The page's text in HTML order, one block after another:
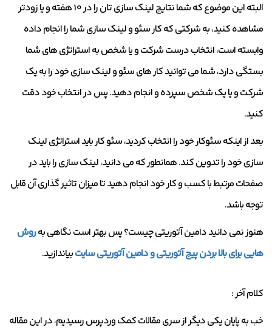
البته این موضوع که شما نتایج لینک سازی تان را در 10 هفته و یا زودتر
مشاهده کنید، به شرکتی که کار سئو و لینک سازی شما را انجام داده
وابسته است، انتخاب درست شرکت و یا شخص به استراتژی های شما
بستگی دارد، شما می توانید کار های سئو و لینک سازی خود را به یک
شرکت و یا یک شخص سپرده و انجام دهید. پس در انتخاب خود دقت
کنید.
بعد از اینکه سئوکار خود را انتخاب کردید، سئو کار باید استراتژی لینک
سازی خود را تدوین کند. همانطور که می دانید، لینک سازی را باید در
صفحات مرتبط با کسب و کار خود انجام دهید تا میزان تاثیر گذاری آن قابل
توجه باشد.
هنوز نمی دانید دامین آتوریتی چیست؟ پس بهتر است نگاهی بهروش
هایی برای بالا بردن پیج آتوریتی و دامین آتوریتی سایتبیاندازید.
کلام آخر :
خب به پایان یکی دیگر از سری مقالات کمک وردپرس رسیدیم، در این مقاله